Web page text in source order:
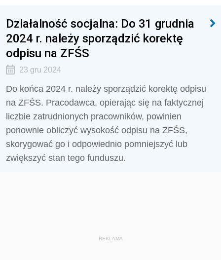
Działalność socjalna: Do 31 grudnia
2024 r. należy sporządzić korektę
odpisu na ZFŚS
23 gru 2024
Do końca 2024 r. należy sporządzić korektę odpisu
na ZFŚS. Pracodawca, opierając się na faktycznej
liczbie zatrudnionych pracowników, powinien
ponownie obliczyć wysokość odpisu na ZFŚS,
skorygować go i odpowiednio pomniejszyć lub
zwiększyć stan tego funduszu.
REKLAMA